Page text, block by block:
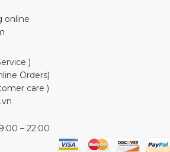
online
)
Orders)
care )
– 22:00